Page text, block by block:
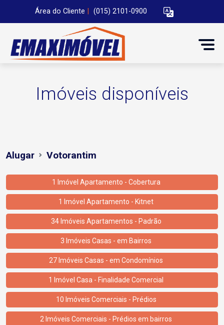
Área do Cliente (015) 2101-0900
Imóveis disponíveis
Alugar Votorantim
1 Imóvel Apartamento - Cobertura
1 Imóvel Apartamento - Kitnet
34 Imóveis Apartamentos - Padrão
3 Imóveis Casas - em Bairros
27 Imóveis Casas - em Condomínios
1 Imóvel Casa - Finalidade Comercial
10 Imóveis Comerciais - Prédios
2 Imóveis Comerciais - Prédios em bairros